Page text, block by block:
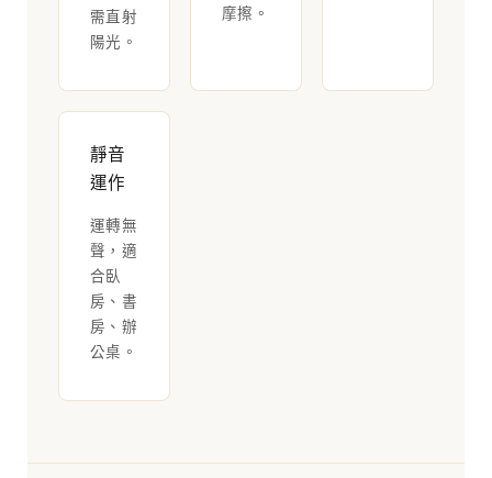
需直射
陽光。
摩擦。
靜音
運作
運轉無
聲，適
合臥
房、書
房、辦
公桌。